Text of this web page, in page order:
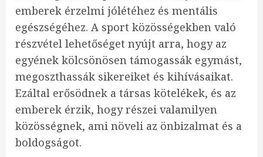
emberek érzelmi jólétéhez és mentális
egészségéhez. A sport közösségekben való
részvétel lehetőséget nyújt arra, hogy az
egyének kölcsönösen támogassák egymást,
megoszthassák sikereiket és kihívásaikat.
Ezáltal erősödnek a társas kötelékek, és az
emberek érzik, hogy részei valamilyen
közösségnek, ami növeli az önbizalmat és a
boldogságot.